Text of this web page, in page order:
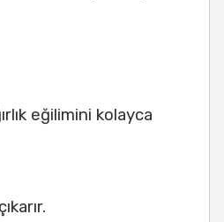
eğilimini kolayca